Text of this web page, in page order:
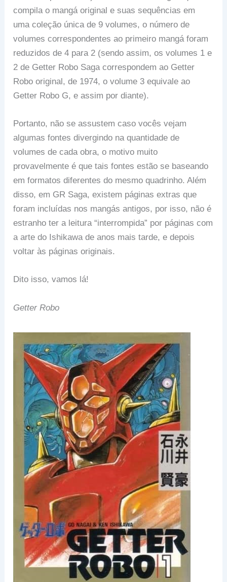
compila o mangá original e suas sequências em
uma coleção única de 9 volumes, o número de
volumes correspondentes ao primeiro mangá foram
reduzidos de 4 para 2 (sendo assim, os volumes 1 e
2 de Getter Robo Saga correspondem ao Getter
Robo original, de 1974, o volume 3 equivale ao
Getter Robo G, e assim por diante).
Portanto, não se assustem caso vocês vejam
algumas fontes divergindo na quantidade de
volumes de cada obra, o motivo muito
provavelmente é que tais fontes estão se baseando
em formatos diferentes do mesmo quadrinho. Além
disso, em GR Saga, existem páginas extras que
foram incluídas nos mangás antigos, por isso, não é
estranho ter a leitura “interrompida” por páginas com
a arte do Ishikawa de anos mais tarde, e depois
voltar às páginas originais.
Dito isso, vamos lá!
Getter Robo